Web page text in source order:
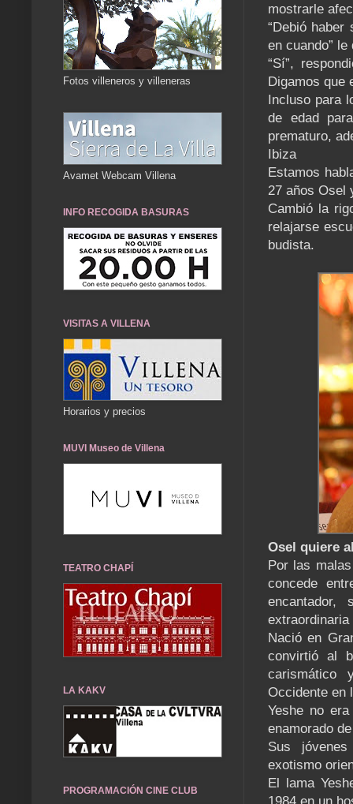
mostrarle
“Debió
en cuando” le
“Sí”,
Digamos que
Incluso para
de edad
prematuro,
Ibiza
Estamos
27 años Osel
Cambió la
relajarse
budista.
Osel quiere
Por las
concede
extraordinaria
Nació en
convirtió al
carismático
Occidente en
Yeshe no
enamorado
Sus
exotismo
El lama
Fotos villeneros y villeneras
Avamet Webcam Villena
INFO RECOGIDA BASURAS
VISITAS A VILLENA
Horarios y precios
MUVI Museo de Villena
TEATRO CHAPÍ
LA KAKV
PROGRAMACIÓN CINE CLUB